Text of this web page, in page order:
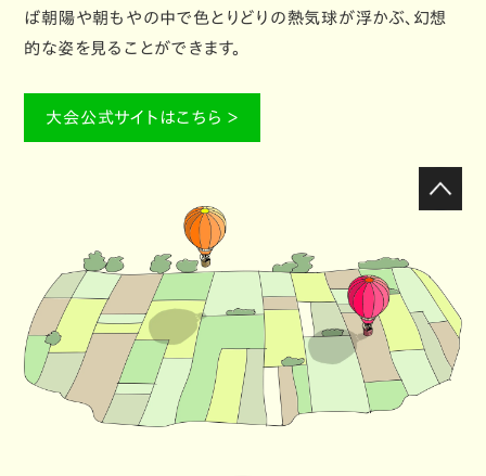
ば朝陽や朝もやの中で色とりどりの熱気球が浮かぶ、幻想
的な姿を見ることができます。
大会公式サイトはこちら ＞